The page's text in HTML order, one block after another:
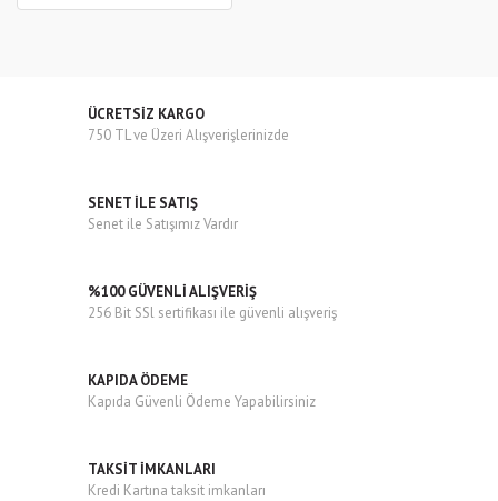
ÜCRETSİZ KARGO
750 TL ve Üzeri Alışverişlerinizde
SENET İLE SATIŞ
Senet ile Satışımız Vardır
%100 GÜVENLİ ALIŞVERİŞ
256 Bit SSl sertifikası ile güvenli alışveriş
KAPIDA ÖDEME
Kapıda Güvenli Ödeme Yapabilirsiniz
TAKSİT İMKANLARI
Kredi Kartına taksit imkanları